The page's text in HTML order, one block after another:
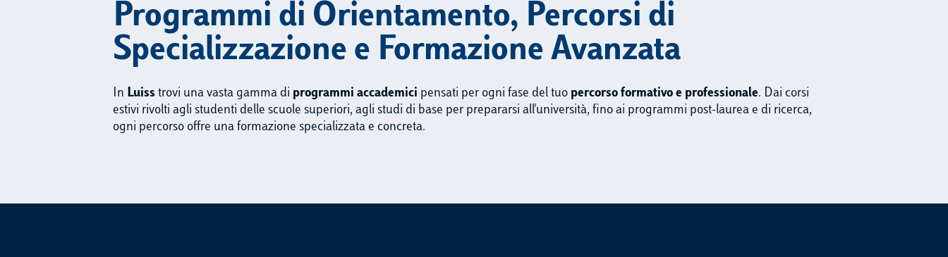
Programmi di Orientamento, Percorsi di
Specializzazione e Formazione Avanzata
In Luiss trovi una vasta gamma di programmi accademici pensati per ogni fase del tuo percorso formativo e professionale. Dai corsi
estivi rivolti agli studenti delle scuole superiori, agli studi di base per prepararsi all'università, fino ai programmi post-laurea e di ricerca,
ogni percorso offre una formazione specializzata e concreta.